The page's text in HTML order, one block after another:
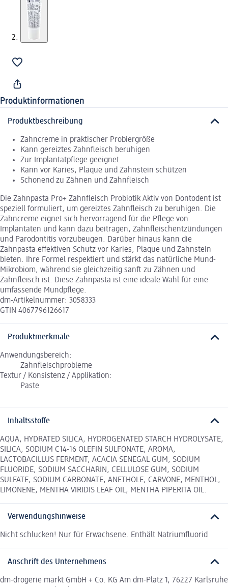
Produktinformationen
Produktbeschreibung
Zahncreme in praktischer Probiergröße
Kann gereiztes Zahnfleisch beruhigen
Zur Implantatpflege geeignet
Kann vor Karies, Plaque und Zahnstein schützen
Schonend zu Zähnen und Zahnfleisch
Die Zahnpasta Pro+ Zahnfleisch Probiotik Aktiv von Dontodent ist
speziell formuliert, um gereiztes Zahnfleisch zu beruhigen. Die
Zahncreme eignet sich hervorragend für die Pflege von
Implantaten und kann dazu beitragen, Zahnfleischentzündungen
und Parodontitis vorzubeugen. Darüber hinaus kann die
Zahnpasta effektiven Schutz vor Karies, Plaque und Zahnstein
bieten. Ihre Formel respektiert und stärkt das natürliche Mund-
Mikrobiom, während sie gleichzeitig sanft zu Zähnen und
Zahnfleisch ist. Diese Zahnpasta ist eine ideale Wahl für eine
umfassende Mundpflege.
dm-Artikelnummer: 3058333
GTIN 4067796126617
Produktmerkmale
Anwendungsbereich:
Zahnfleischprobleme
Textur / Konsistenz / Applikation:
Paste
Inhaltsstoffe
AQUA, HYDRATED SILICA, HYDROGENATED STARCH HYDROLYSATE,
SILICA, SODIUM C14-16 OLEFIN SULFONATE, AROMA,
LACTOBACILLUS FERMENT, ACACIA SENEGAL GUM, SODIUM
FLUORIDE, SODIUM SACCHARIN, CELLULOSE GUM, SODIUM
SULFATE, SODIUM CARBONATE, ANETHOLE, CARVONE, MENTHOL,
LIMONENE, MENTHA VIRIDIS LEAF OIL, MENTHA PIPERITA OIL.
Verwendungshinweise
Nicht schlucken! Nur für Erwachsene. Enthält Natriumfluorid
Anschrift des Unternehmens
dm-drogerie markt GmbH + Co. KG Am dm-Platz 1, 76227 Karlsruhe